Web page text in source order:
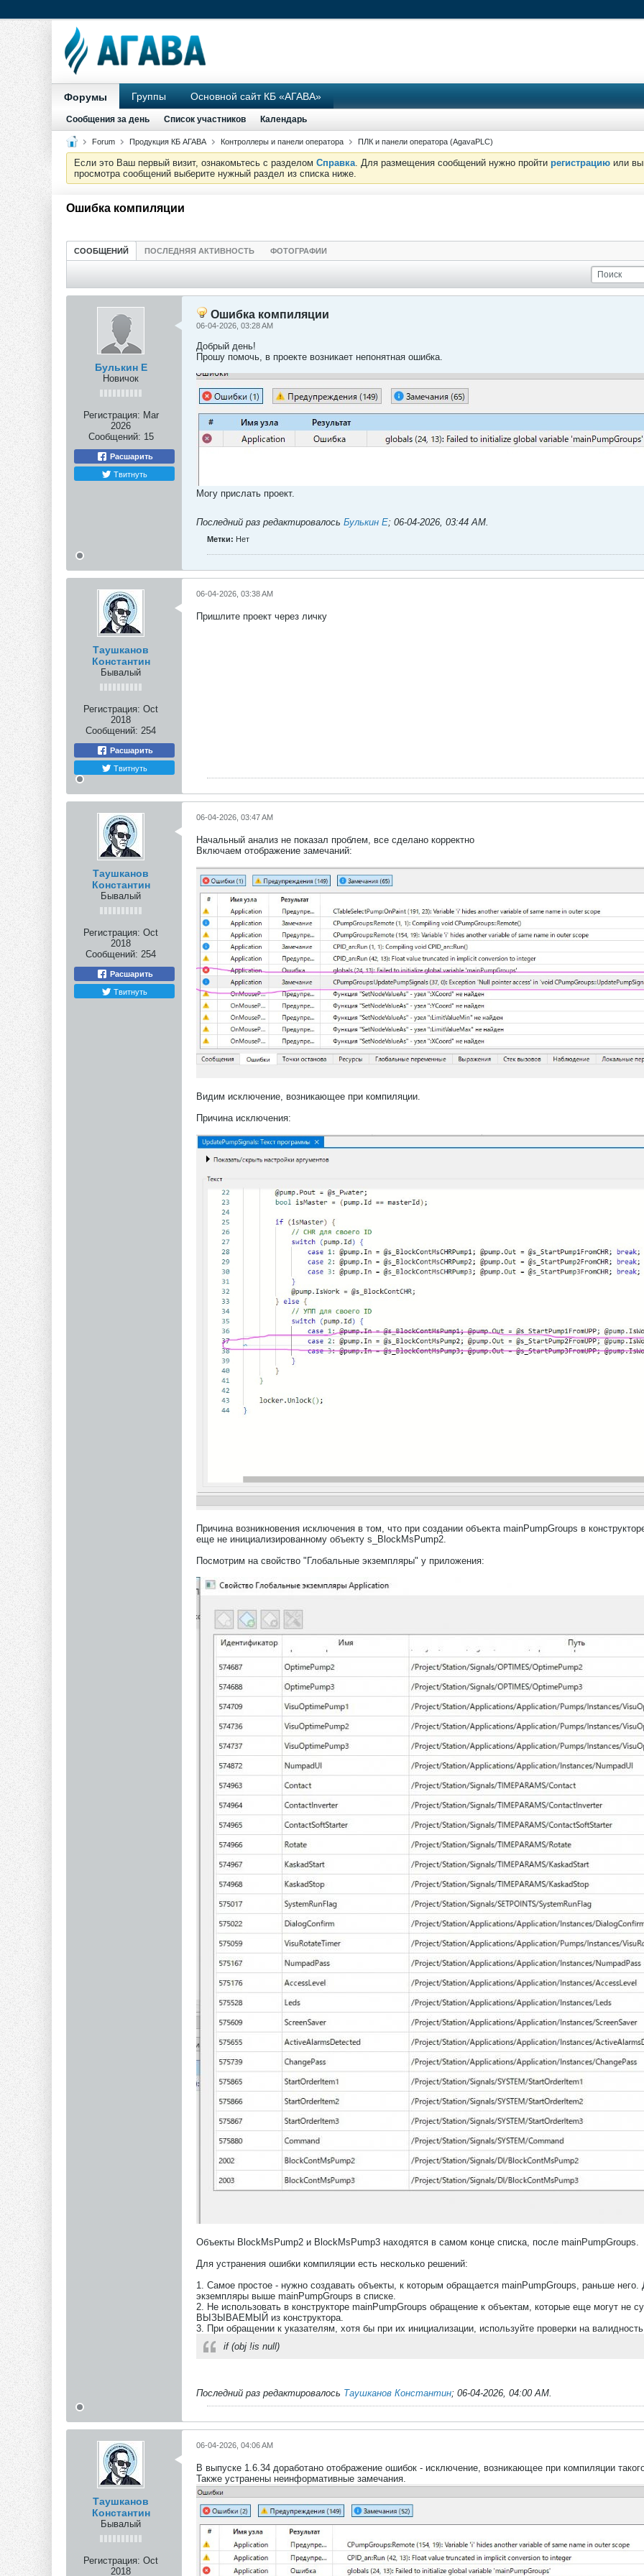
Форумы Группы Основной сайт КБ «АГАВА»
Сообщения за день Список участников Календарь
Forum Продукция КБ АГАВА Контроллеры и панели оператора ПЛК и панели оператора (AgavaPLC)
Если это Ваш первый визит, ознакомьтесь с разделом Справка. Для размещения сообщений нужно пройти регистрацию или
просмотра сообщений выберите нужный раздел из списка ниже.
Ошибка компиляции
СООБЩЕНИЙ ПОСЛЕДНЯЯ АКТИВНОСТЬ ФОТОГРАФИИ
Булькин Е
Новичок
Регистрация: Mar
2026
Сообщений: 15
Расшарить
Твитнуть
Ошибка компиляции
06-04-2026, 03:28 AM
Добрый день!
Прошу помочь, в проекте возникает непонятная ошибка.
Могу прислать проект.
Последний раз редактировалось Булькин Е; 06-04-2026, 03:44 AM.
Метки: Нет
Таушканов
Константин
Бывалый
Регистрация: Oct
2018
Сообщений: 254
Расшарить
Твитнуть
06-04-2026, 03:38 AM
Пришлите проект через личку
Таушканов
Константин
Бывалый
Регистрация: Oct
2018
Сообщений: 254
Расшарить
Твитнуть
06-04-2026, 03:47 AM
Начальный анализ не показал проблем, все сделано корректно
Включаем отображение замечаний:
Видим исключение, возникающее при компиляции.
Причина исключения:
Причина возникновения исключения в том, что при создании объекта mainPumpGroups в
еще не инициализированному объекту s_BlockMsPump2.
Посмотрим на свойство "Глобальные экземпляры" у приложения:
Объекты BlockMsPump2 и BlockMsPump3 находятся в самом конце списка, после mainPumpGroups.
Для устранения ошибки компиляции есть несколько решений:
1. Самое простое - нужно создавать объекты, к которым обращается mainPumpGroups, раньше
экземпляры выше mainPumpGroups в списке.
2. Не использовать в конструкторе mainPumpGroups обращение к объектам, которые еще могут
ВЫЗЫВАЕМЫЙ из конструктора.
3. При обращении к указателям, хотя бы при их инициализации, используйте проверки на
if (obj !is null)
Последний раз редактировалось Таушканов Константин; 06-04-2026, 04:00 AM.
Таушканов
Константин
Бывалый
Регистрация: Oct
2018
06-04-2026, 04:06 AM
В выпуске 1.6.34 доработано отображение ошибок - исключение, возникающее при компиляции
Также устранены неинформативные замечания.